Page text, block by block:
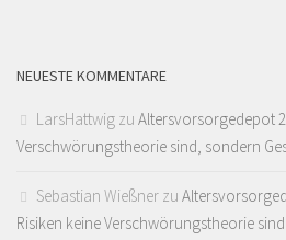
NEUESTE KOMMENTARE
LarsHattwig zu Altersvorsorgedepot
Verschwörungstheorie sind, sondern
Sebastian Wießner zu
Risiken keine Verschwörungstheorie